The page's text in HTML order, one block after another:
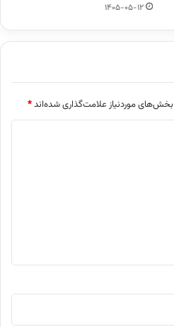
1405-05-12
بخش‌های موردنیاز علامت‌گذاری شده‌اند*